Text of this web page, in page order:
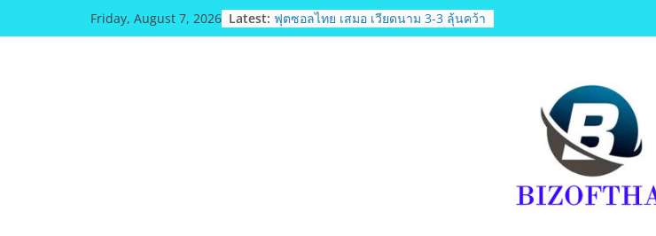
to
Friday, August 7, 2026 Latest: ฟุตซอลไทย เสมอ เวียดนาม 3-3 ลุ้นคว้า
แชมป์คอนติเนนทัล 2026 นัดสุดท้าย